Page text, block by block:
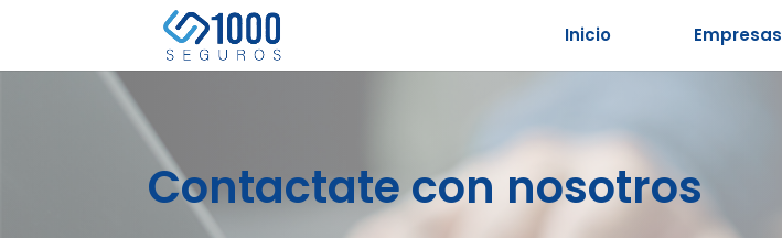
Inicio Empresas
Contactate con nosotros